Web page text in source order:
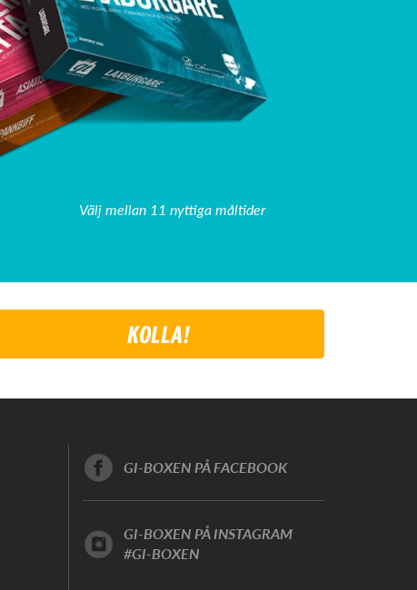
Välj mellan 11 nyttiga måltider
KOLLA!
GI-BOXEN PÅ FACEBOOK
GI-BOXEN PÅ INSTAGRAM
#GI-BOXEN